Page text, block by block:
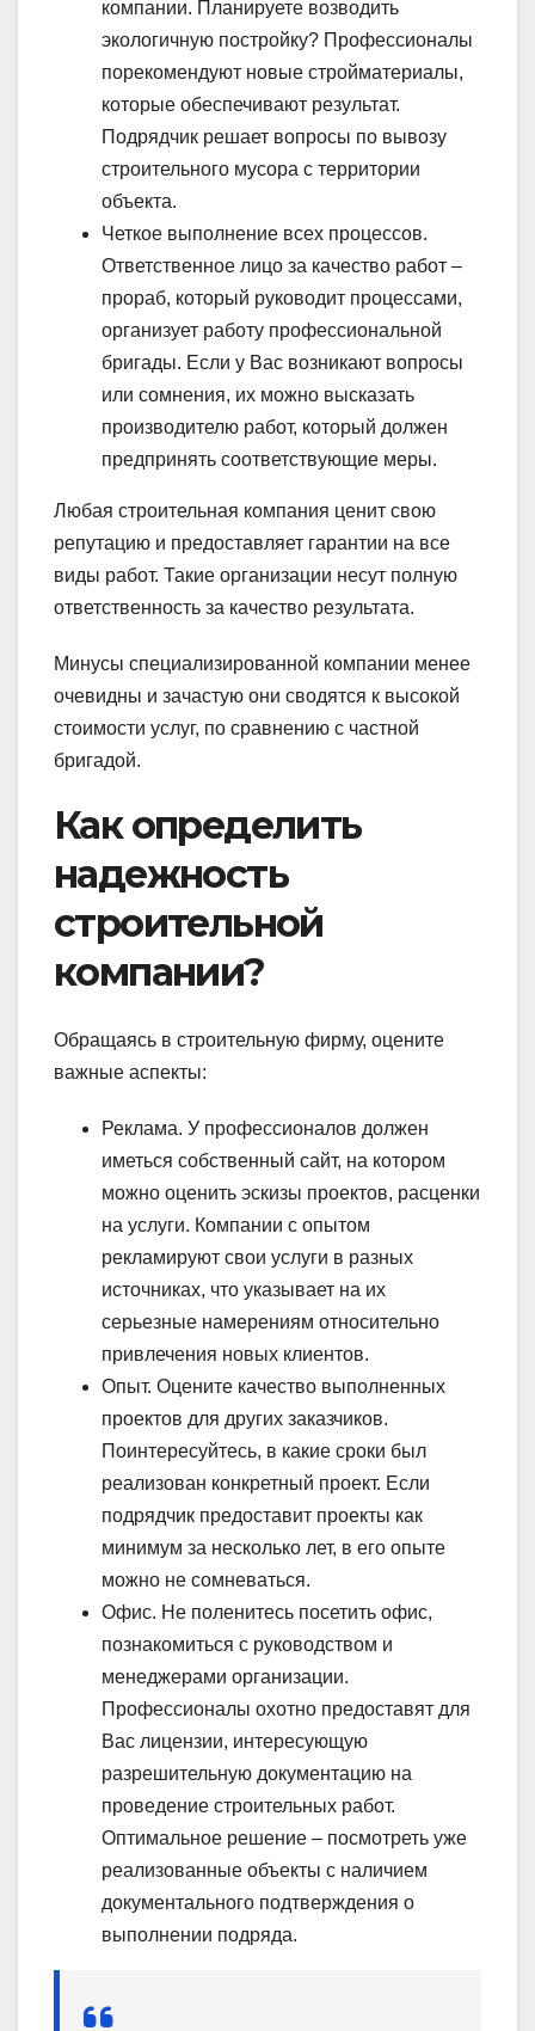
компании. Планируете возводить
экологичную постройку? Профессионалы
порекомендуют новые стройматериалы,
которые обеспечивают результат.
Подрядчик решает вопросы по вывозу
строительного мусора с территории
объекта.
Четкое выполнение всех процессов.
Ответственное лицо за качество работ –
прораб, который руководит процессами,
организует работу профессиональной
бригады. Если у Вас возникают вопросы
или сомнения, их можно высказать
производителю работ, который должен
предпринять соответствующие меры.
Любая строительная компания ценит свою
репутацию и предоставляет гарантии на все
виды работ. Такие организации несут полную
ответственность за качество результата.
Минусы специализированной компании менее
очевидны и зачастую они сводятся к высокой
стоимости услуг, по сравнению с частной
бригадой.
Как определить
надежность
строительной
компании?
Обращаясь в строительную фирму, оцените
важные аспекты:
Реклама. У профессионалов должен
иметься собственный сайт, на котором
можно оценить эскизы проектов, расценки
на услуги. Компании с опытом
рекламируют свои услуги в разных
источниках, что указывает на их
серьезные намерениям относительно
привлечения новых клиентов.
Опыт. Оцените качество выполненных
проектов для других заказчиков.
Поинтересуйтесь, в какие сроки был
реализован конкретный проект. Если
подрядчик предоставит проекты как
минимум за несколько лет, в его опыте
можно не сомневаться.
Офис. Не поленитесь посетить офис,
познакомиться с руководством и
менеджерами организации.
Профессионалы охотно предоставят для
Вас лицензии, интересующую
разрешительную документацию на
проведение строительных работ.
Оптимальное решение – посмотреть уже
реализованные объекты с наличием
документального подтверждения о
выполнении подряда.